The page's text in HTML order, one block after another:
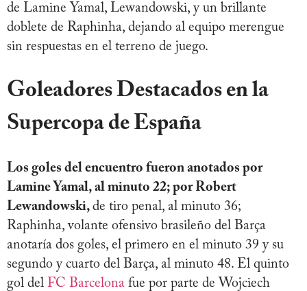
de Lamine Yamal, Lewandowski, y un brillante
doblete de Raphinha, dejando al equipo merengue
sin respuestas en el terreno de juego.
Goleadores Destacados en la
Supercopa de España
Los goles del encuentro fueron anotados por
Lamine Yamal, al minuto 22; por Robert
Lewandowski, de tiro penal, al minuto 36;
Raphinha, volante ofensivo brasileño del Barça
anotaría dos goles, el primero en el minuto 39 y su
segundo y cuarto del Barça, al minuto 48. El quinto
gol del FC Barcelona fue por parte de Wojciech